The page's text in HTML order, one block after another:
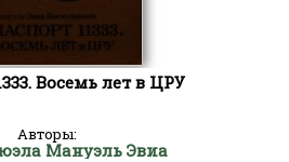
Восемь лет в ЦРУ
Авторы:
Мануэль Эвиа